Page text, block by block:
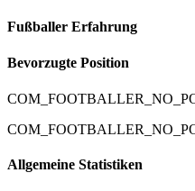
Fußballer Erfahrung
Bevorzugte Position
Allgemeine Statistiken